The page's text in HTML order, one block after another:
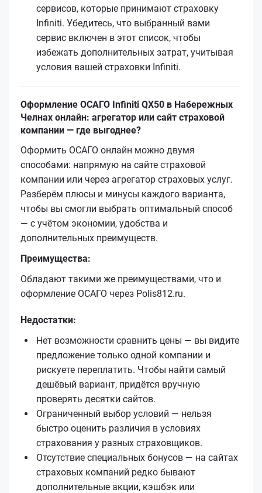
сервисов, которые принимают страховку
Infiniti. Убедитесь, что выбранный вами
сервис включен в этот список, чтобы
избежать дополнительных затрат, учитывая
условия вашей страховки Infiniti.
Оформление ОСАГО Infiniti QX50 в Набережных
Челнах онлайн: агрегатор или сайт страховой
компании — где выгоднее?
Оформить ОСАГО онлайн можно двумя
способами: напрямую на сайте страховой
компании или через агрегатор страховых услуг.
Разберём плюсы и минусы каждого варианта,
чтобы вы смогли выбрать оптимальный способ
— с учётом экономии, удобства и
дополнительных преимуществ.
Преимущества:
Обладают такими же преимуществами, что и
оформление ОСАГО через Polis812.ru.
Недостатки:
Нет возможности сравнить цены — вы видите
предложение только одной компании и
рискуете переплатить. Чтобы найти самый
дешёвый вариант, придётся вручную
проверять десятки сайтов.
Ограниченный выбор условий — нельзя
быстро оценить различия в условиях
страхования у разных страховщиков.
Отсутствие специальных бонусов — на сайтах
страховых компаний редко бывают
дополнительные акции, кэшбэк или